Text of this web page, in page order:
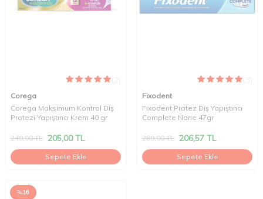
Corega
Corega Maksimum Kontrol Diş
Protezi Yapıştırıcı Krem 40 gr
249,00TL 205,00TL
Sepete Ekle
Fixodent
Fixodent Protez Diş Yapıştırıcı
Complete Nane 47gr
289,00TL 206,57 TL
Sepete Ekle
%16